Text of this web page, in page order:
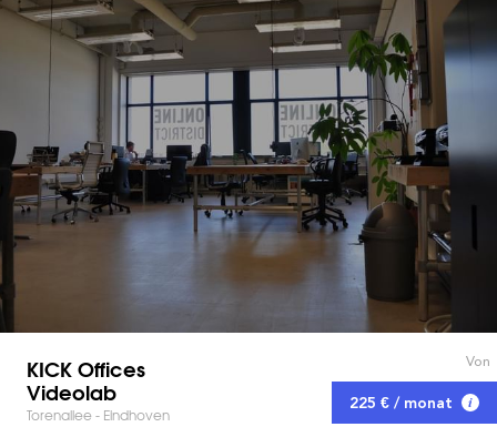
KICK Offices
Videolab
Torenallee - Eindhoven
Von
225 € / monat